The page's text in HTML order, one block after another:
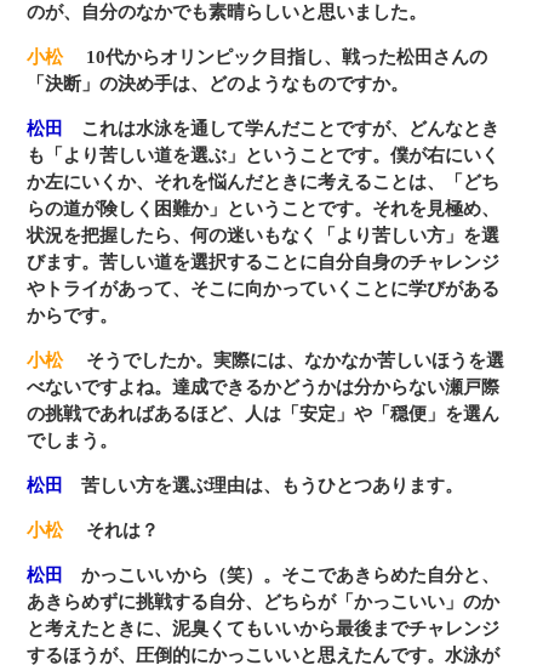
のが、自分のなかでも素晴らしいと思いました。
小松10代からオリンピック目指し、戦った松田さんの
「決断」の決め手は、どのようなものですか。
松田
これは水泳を通して学んだことですが、どんなとき
も「より苦しい道を選ぶ」ということです。僕が右にいく
か左にいくか、それを悩んだときに考えることは、「どち
らの道が険しく困難か」ということです。それを見極め、
状況を把握したら、何の迷いもなく「より苦しい方」を選
びます。苦しい道を選択することに自分自身のチャレンジ
やトライがあって、そこに向かっていくことに学びがある
からです。
小松そうでしたか。実際には、なかなか苦しいほうを選
べないですよね。達成できるかどうかは分からない瀬戸際
の挑戦であればあるほど、人は「安定」や「穏便」を選ん
でしまう。
松田 苦しい方を選ぶ理由は、もうひとつあります。
小松それは？
松田
かっこいいから（笑）。そこであきらめた自分と、
あきらめずに挑戦する自分、どちらが「かっこいい」のか
と考えたときに、泥臭くてもいいから最後までチャレンジ
するほうが、圧倒的にかっこいいと思えたんです。水泳が